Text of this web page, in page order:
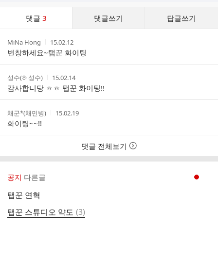
댓글 3 댓글쓰기 답글쓰기
스
작
성
자
MiNa Hong
작
성
시
간
15.02.12
번창하세요~탭꾼 화이팅
작
성
자
성수(허성수)
작
성
시
간
15.02.14
감사합니당 ㅎㅎ 탭꾼 화이팅!!
작
성
자
채군*(채민병)
작
간
15.02.19
화이팅~~!!
댓글 전체보기
공지 다른글
탭꾼 연혁
탭꾼 스튜디오 약도 댓
글
(3)